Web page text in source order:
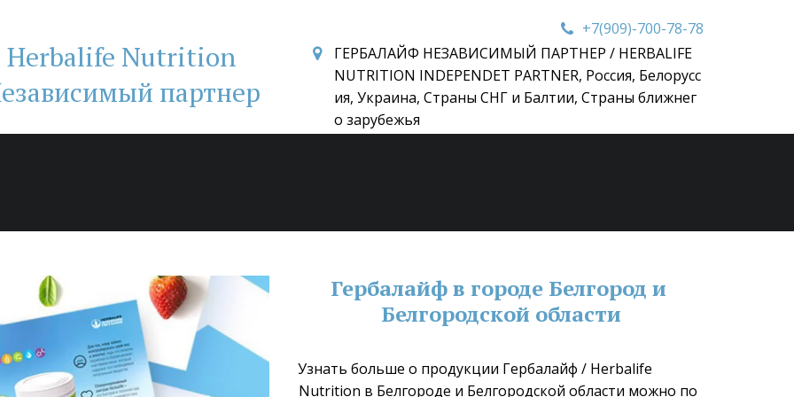
Herbalife Nutrition
партнер
+7(909)-700-78-78
ГЕРБАЛАЙФ НЕЗАВИСИМЫЙ ПАРТНЕР / HERBALIFE
NUTRITION INDEPENDET PARTNER, Россия, Белорусс
ия, Украина, Страны СНГ и Балтии, Страны ближнег
о зарубежья
Гербалайф в городе Белгород и
Белгородской области
Узнать больше о продукции Гербалайф / Herbalife
Nutrition в Белгороде и Белгородской области можно по